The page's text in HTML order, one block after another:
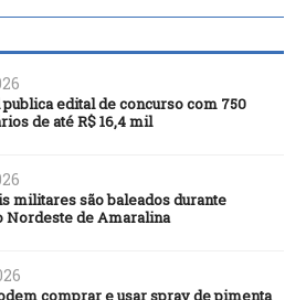
edital de concurso com 750
de até R$ 16,4 mil
militares são baleados durante
Nordeste de Amaralina
comprar e usar spray de pimenta